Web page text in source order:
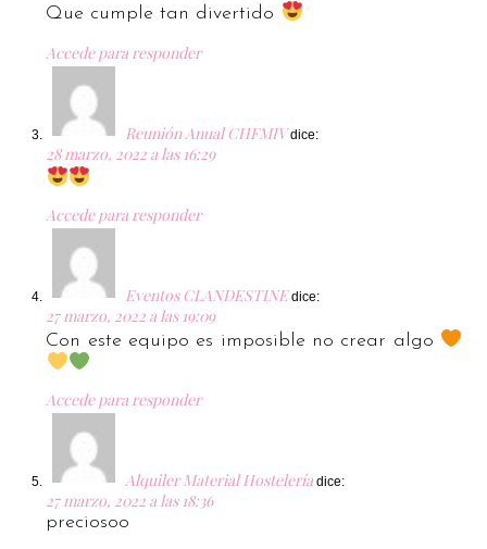
Que cumple tan divertido
Accede para responder
Reunión Anual CHFMIV dice:
28 marzo, 2022 a las 16:29
Accede para responder
Eventos CLANDESTINE dice:
27 marzo, 2022 a las 19:09
Con este equipo es imposible no crear algo
Accede para responder
Alquiler Material Hostelería dice:
27 marzo, 2022 a las 18:36
preciosoo